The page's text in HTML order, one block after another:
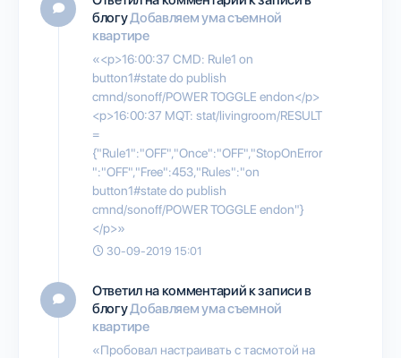
блогуДобавляем ума съемной
квартире
«<p>16:00:37 CMD: Rule1 on
button1#state do publish
cmnd/sonoff/POWER TOGGLE endon</p>
<p>16:00:37 MQT: stat/livingroom/RESULT
=
{"Rule1":"OFF","Once":"OFF","StopOnError
":"OFF","Free":453,"Rules":"on
button1#state do publish
cmnd/sonoff/POWER TOGGLE endon"}
</p>»
30-09-2019 15:01
Ответил на комментарий к записи в
блогуДобавляем ума съемной
квартире
«Пробовал настраивать с тасмотой на